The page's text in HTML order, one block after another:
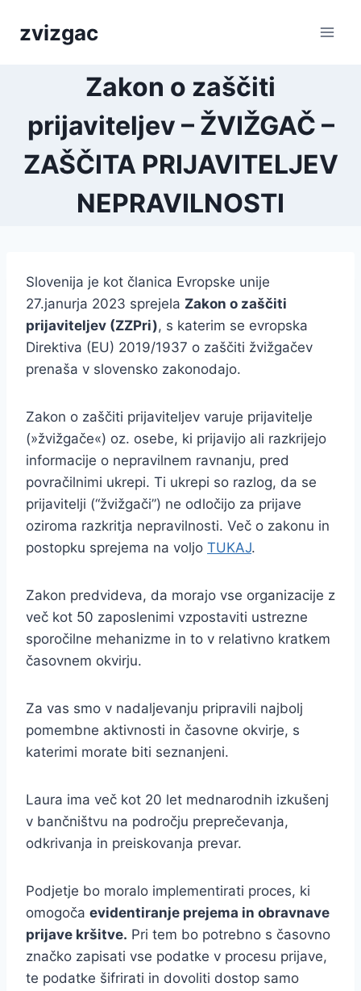
zvizgac
Zakon o zaščiti
prijaviteljev – ŽVIŽGAČ –
ZAŠČITA PRIJAVITELJEV
NEPRAVILNOSTI
Slovenija je kot članica Evropske unije
27.janurja 2023 sprejela Zakon o zaščiti
prijaviteljev (ZZPri), s katerim se evropska
Direktiva (EU) 2019/1937 o zaščiti žvižgačev
prenaša v slovensko zakonodajo.
Zakon o zaščiti prijaviteljev varuje prijavitelje
(»žvižgače«) oz. osebe, ki prijavijo ali razkrijejo
informacije o nepravilnem ravnanju, pred
povračilnimi ukrepi. Ti ukrepi so razlog, da se
prijavitelji (“žvižgači”) ne odločijo za prijave
oziroma razkritja nepravilnosti. Več o zakonu in
postopku sprejema na voljo TUKAJ.
Zakon predvideva, da morajo vse organizacije z
več kot 50 zaposlenimi vzpostaviti ustrezne
sporočilne mehanizme in to v relativno kratkem
časovnem okvirju.
Za vas smo v nadaljevanju pripravili najbolj
pomembne aktivnosti in časovne okvirje, s
katerimi morate biti seznanjeni.
Laura ima več kot 20 let mednarodnih izkušenj
v bančništvu na področju preprečevanja,
odkrivanja in preiskovanja prevar.
Podjetje bo moralo implementirati proces, ki
omogoča evidentiranje prejema in obravnave
prijave kršitve. Pri tem bo potrebno s časovno
značko zapisati vse podatke v procesu prijave,
te podatke šifrirati in dovoliti dostop samo